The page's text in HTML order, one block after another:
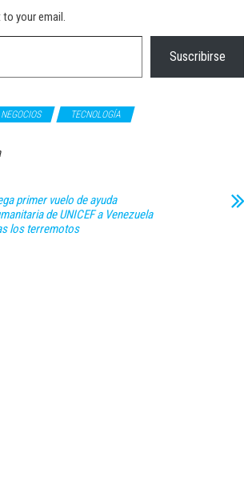
your email.
Suscribirse
NEGOCIOS TECNOLOGÍA
primer vuelo de ayuda
de UNICEF a Venezuela
los terremotos